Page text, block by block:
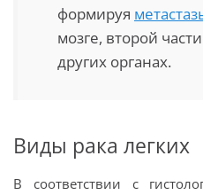
формируя
мозге, второй
других органах.
Виды рака легких
В соответствии с